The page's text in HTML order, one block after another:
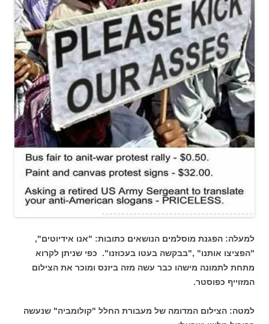
למעלה: הפגנת מוסלמים הנושאים כתובות: "אנו אידיוטים",
"הפציצו אותנו" ,"בבקשה בעטו בעכוזנו". כפי שניתן לקרוא
מתחת לתמונה מישהו כבר עשה מזה ביזנס ומוכר את הצילום
המזוייף כפוסטר.
למטה: הצילום המדומה של מעבורת החלל "קולומביה" שנעשה